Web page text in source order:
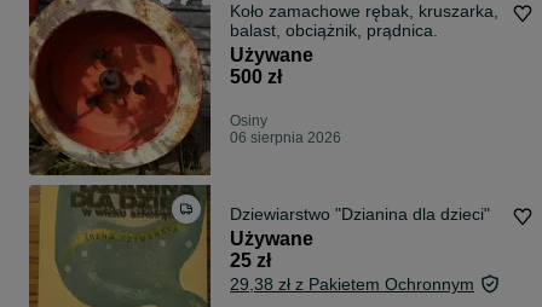
Koło zamachowe rębak, kruszarka,
balast, obciążnik, prądnica.
Używane
500 zł
Osiny
06 sierpnia 2026
Dziewiarstwo "Dzianina dla dzieci"
Używane
25 zł
29,38 zł z Pakietem Ochronnym